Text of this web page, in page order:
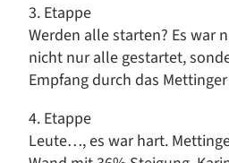
3. Etappe
Werden alle starten? Es war
nicht nur alle gestartet,
Empfang durch das
4. Etappe
Leute…, es war hart.